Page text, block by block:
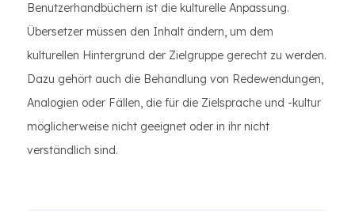
Benutzerhandbüchern ist die kulturelle Anpassung.
Übersetzer müssen den Inhalt ändern, um dem
kulturellen Hintergrund der Zielgruppe gerecht zu werden.
Dazu gehört auch die Behandlung von Redewendungen,
Analogien oder Fällen, die für die Zielsprache und -kultur
möglicherweise nicht geeignet oder in ihr nicht
verständlich sind.